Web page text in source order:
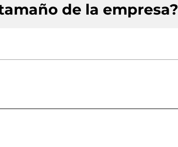
de la empresa?